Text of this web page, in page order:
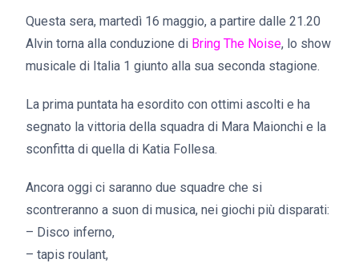
Questa sera, martedì 16 maggio, a partire dalle 21.20
Alvin torna alla conduzione di Bring The Noise, lo show
musicale di Italia 1 giunto alla sua seconda stagione.
La prima puntata ha esordito con ottimi ascolti e ha
segnato la vittoria della squadra di Mara Maionchi e la
sconfitta di quella di Katia Follesa.
Ancora oggi ci saranno due squadre che si
scontreranno a suon di musica, nei giochi più disparati:
– Disco inferno,
– tapis roulant,